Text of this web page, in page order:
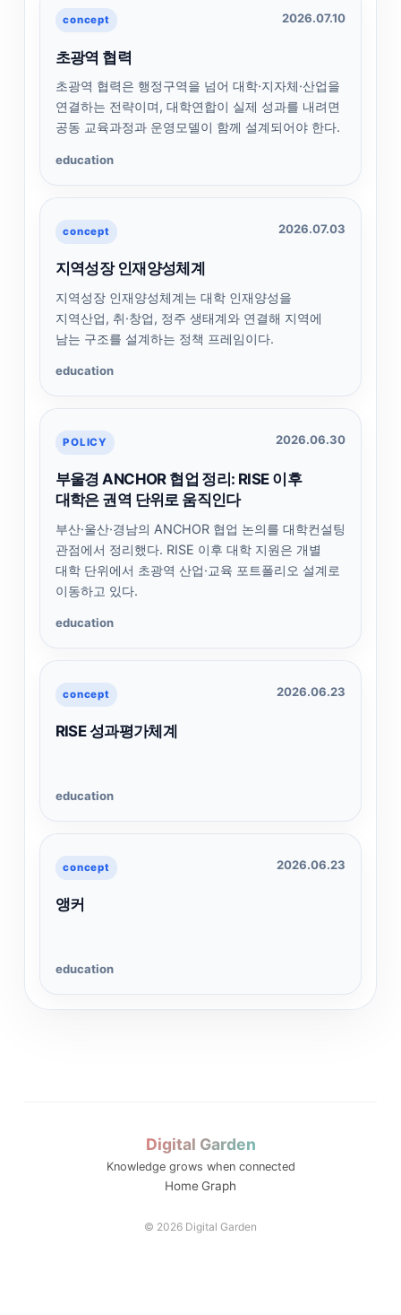
concept 2026.07.10
초광역 협력
초광역 협력은 행정구역을 넘어 대학·지자체·산업을
연결하는 전략이며, 대학연합이 실제 성과를 내려면
공동 교육과정과 운영모델이 함께 설계되어야 한다.
education
concept 2026.07.03
지역성장 인재양성체계
지역성장 인재양성체계는 대학 인재양성을
지역산업, 취·창업, 정주 생태계와 연결해 지역에
남는 구조를 설계하는 정책 프레임이다.
education
POLICY 2026.06.30
부울경 ANCHOR 협업 정리: RISE 이후
대학은 권역 단위로 움직인다
부산·울산·경남의 ANCHOR 협업 논의를 대학컨설팅
관점에서 정리했다. RISE 이후 대학 지원은 개별
대학 단위에서 초광역 산업·교육 포트폴리오 설계로
이동하고 있다.
education
concept 2026.06.23
RISE 성과평가체계
education
concept 2026.06.23
앵커
education
Digital Garden
Knowledge grows when connected
HomeGraph
© 2026 Digital Garden